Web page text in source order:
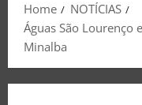
Home
NOTÍCIAS
Águas São Lourenço
Minalba